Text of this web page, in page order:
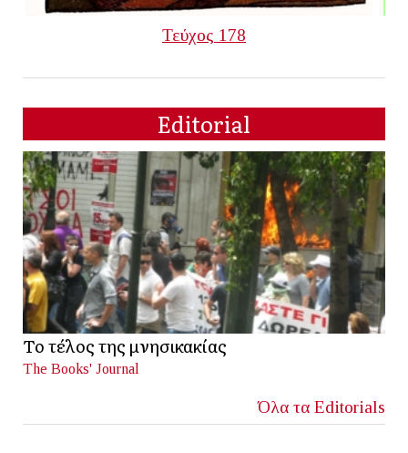
Τεύχος 178
Editorial
Το τέλος της μνησικακίας
The Books' Journal
Όλα τα Editorials